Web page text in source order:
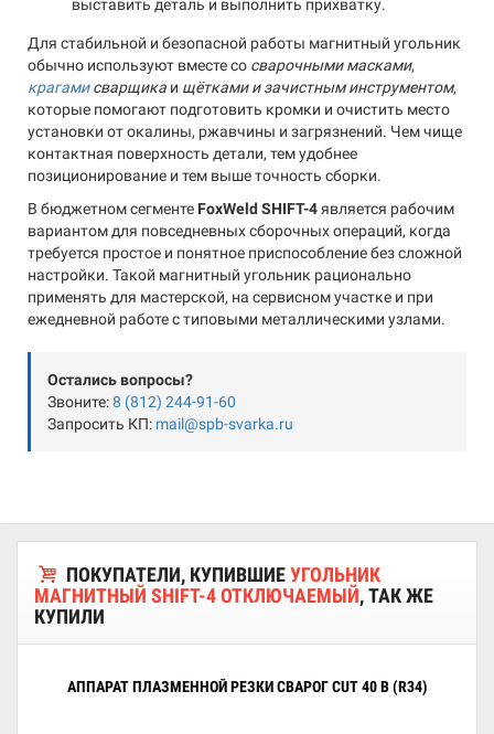
выставить деталь и выполнить прихватку.
Для стабильной и безопасной работы магнитный угольник
обычно используют вместе со сварочными масками,
крагамисварщика и щётками и зачистным инструментом,
которые помогают подготовить кромки и очистить место
установки от окалины, ржавчины и загрязнений. Чем чище
контактная поверхность детали, тем удобнее
позиционирование и тем выше точность сборки.
В бюджетном сегменте FoxWeld SHIFT-4является рабочим
вариантом для повседневных сборочных операций, когда
требуется простое и понятное приспособление без сложной
настройки. Такой магнитный угольник рационально
применять для мастерской, на сервисном участке и при
ежедневной работе с типовыми металлическими узлами.
Остались вопросы?
Звоните:8 (812) 244-91-60
Запросить КП: mail@spb-svarka.ru
ПОКУПАТЕЛИ, КУПИВШИЕУГОЛЬНИК
МАГНИТНЫЙ SHIFT-4 ОТКЛЮЧАЕМЫЙ, ТАК ЖЕ
КУПИЛИ
АППАРАТ ПЛАЗМЕННОЙ РЕЗКИ СВАРОГ CUT 40 B (R34)